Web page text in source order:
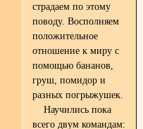
страдаем по этому
поводу. Восполняем
положительное
отношение к миру с
помощью бананов,
груш, помидор и
разных погрыжушек.
Научились пока
всего двум командам: